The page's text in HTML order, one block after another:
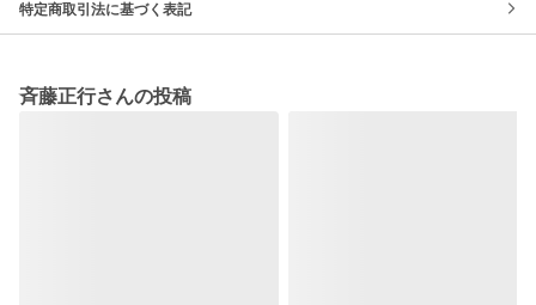
特定商取引法に基づく表記
斉藤正行さんの投稿